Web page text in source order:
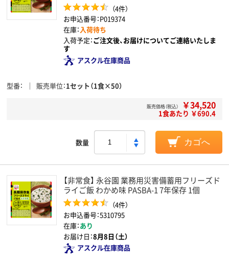
（4件）
お申込番号：P019374
在庫：入荷待ち
入荷予定：ご注文後、お届けについてご連絡いたしま
す
アスクル在庫商品
型番 販売単位 1セット（1食×50）
販売価格（税込） ￥34,520
1食あたり ￥690.4
数量 カゴへ
【非常食】 永谷園 業務用災害備蓄用フリーズド
ライご飯 わかめ味 PASBA-1 7年保存 1個
（4件）
お申込番号：5310795
在庫：あり
お届け日：8月8日（土）
アスクル在庫商品